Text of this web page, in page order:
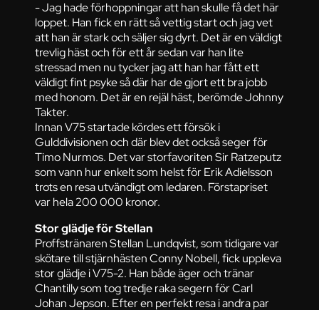
- Jag hade förhoppningar att han skulle få det här
loppet. Han fick en rätt så vettig start och jag vet
att han är stark och säljer sig dyrt. Det är en väldigt
trevlig häst och för ett år sedan var han lite
stressad men nu tycker jag att han har fått ett
väldigt fint psyke så där har de gjort ett bra jobb
med honom. Det är en rejäl häst, berömde Johnny
Takter.
Innan V75 startade kördes ett försök i
Gulddivisionen och där blev det också seger för
Timo Nurmos. Det var storfavoriten Sir Ratzeputz
som vann hur enkelt som helst för Erik Adielsson
trots en resa utvändigt om ledaren. Förstapriset
var hela 200 000 kronor.
Stor glädje för Stellan
Proffstränaren Stellan Lundqvist, som tidigare var
skötare till stjärnhästen Conny Nobell, fick uppleva
stor glädje i V75-2. Han både äger och tränar
Chantilly som tog tredje raka segern för Carl
Johan Jepson. Efter en perfekt resa i andra par